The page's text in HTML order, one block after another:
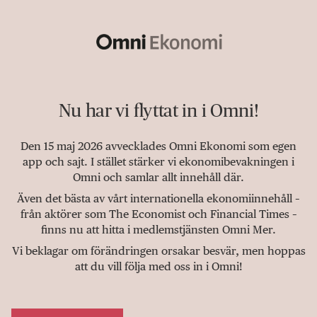
Nu har vi flyttat in i Omni!
Den 15 maj 2026 avvecklades Omni Ekonomi som egen
app och sajt. I stället stärker vi ekonomibevakningen i
Omni och samlar allt innehåll där.
Även det bästa av vårt internationella ekonomiinnehåll –
från aktörer som The Economist och Financial Times –
finns nu att hitta i medlemstjänsten Omni Mer.
Vi beklagar om förändringen orsakar besvär, men hoppas
att du vill följa med oss in i Omni!